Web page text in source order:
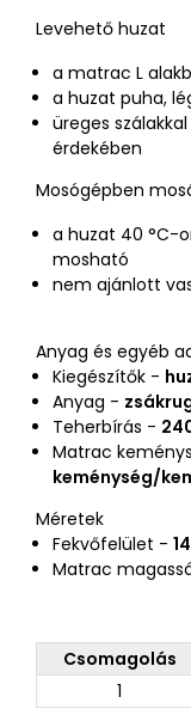
Levehető huzat
a matrac L
a huzat puha,
üreges
érdekében
Mosógépben
a huzat 40 °C-
mosható
nem ajánlott
Anyag és egyéb
Kiegészítők -
Anyag -
Teherbírás -
Matrac
keménység/
Méretek
Fekvőfelület -
Matrac
Csomagolás
1